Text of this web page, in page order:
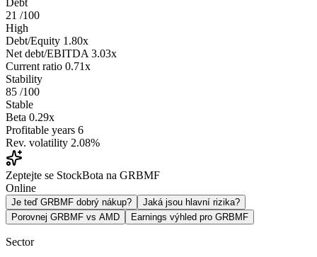
Debt
21 /100
High
Debt/Equity 1.80x
Net debt/EBITDA 3.03x
Current ratio 0.71x
Stability
85 /100
Stable
Beta 0.29x
Profitable years 6
Rev. volatility 2.08%
Zeptejte se StockBota na GRBMF
Online
Je teď GRBMF dobrý nákup?
Jaká jsou hlavní rizika?
Porovnej GRBMF vs AMD
Earnings výhled pro GRBMF
Sector